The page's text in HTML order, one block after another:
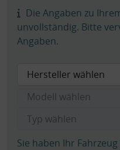
Die Angaben zu
unvollständig. Bitte
Angaben.
Sie haben Ihr